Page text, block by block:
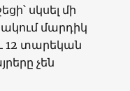
սկսել մի
մարդիկ
12 տարեկան
չեն